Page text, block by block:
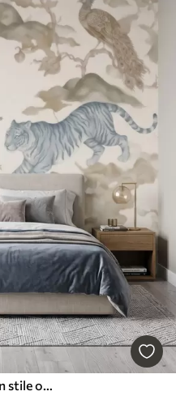
Giardino imperiale con animali in stile orientale: scimmia, leopardo, tigre, pavone e airone